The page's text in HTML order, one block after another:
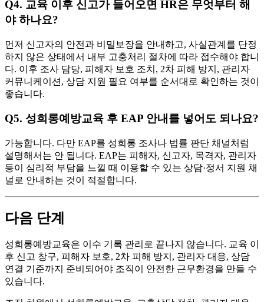
Q4. 교육 이후 신고가 들어오면 HR은 무엇부터 해
야 하나요?
먼저 신고자의 안전과 비밀보장을 안내하고, 사실관계를 단정
하지 않은 상태에서 내부 고충처리 절차에 따라 접수해야 합니
다. 이후 조사 담당, 피해자 보호 조치, 2차 피해 방지, 관리자
커뮤니케이션, 상담 지원 필요 여부를 순서대로 확인하는 것이
좋습니다.
Q5. 성희롱예방교육 후 EAP 안내를 넣어도 되나요?
가능합니다. 다만 EAP를 성희롱 조사나 법률 판단 채널처럼
설명해서는 안 됩니다. EAP는 피해자, 신고자, 목격자, 관리자
등이 심리적 부담을 느낄 때 이용할 수 있는 상담·정서 지원 채
널로 안내하는 것이 적절합니다.
다음 단계
성희롱예방교육은 이수 기록 관리로 끝나지 않습니다. 교육 이
후 신고 창구, 피해자 보호, 2차 피해 방지, 관리자 대응, 상담
연결 기준까지 준비되어야 조직이 안전한 근무환경을 만들 수
있습니다.